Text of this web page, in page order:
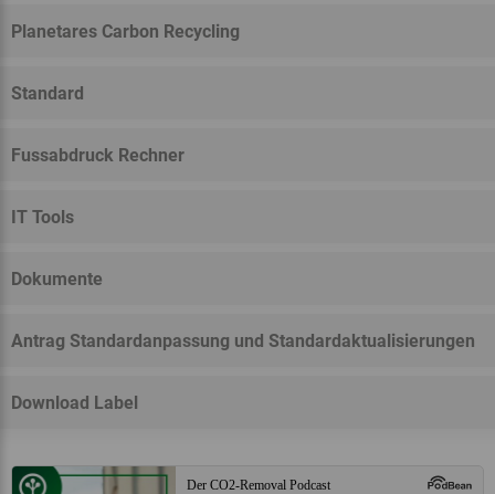
Planetares Carbon Recycling
Standard
Fussabdruck Rechner
IT Tools
Dokumente
Antrag Standardanpassung und Standardaktualisierungen
Download Label